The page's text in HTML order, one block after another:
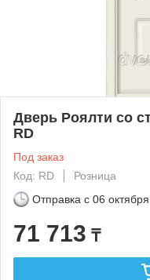
Дверь Роялти со
RD
Под заказ
Код: RD
Розница
Отправка с 06
71 713 ₸